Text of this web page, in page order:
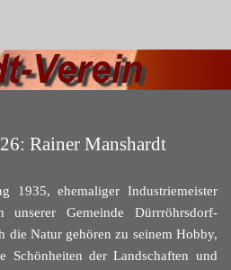
Rainer Manshardt
1935, ehemaliger Industriemeister
Gemeinde Dürrröhrsdorf-
die Natur gehören zu seinem Hobby,
Schönheiten der Landschaften und